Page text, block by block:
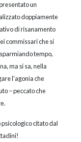
un
doppiamente
di risanamento
commissari che si
tempo,
ma si sa, nella
l'agonia che
– peccato che
citato dal